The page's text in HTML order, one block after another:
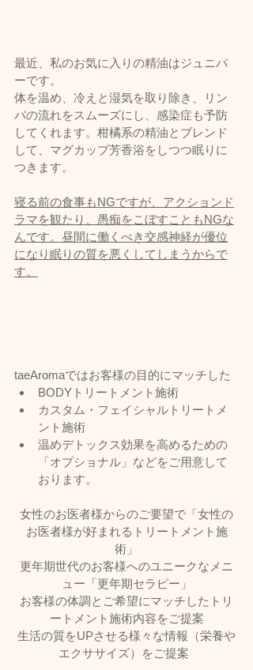
最近、私のお気に入りの精油はジュニパ
ーです。
体を温め、冷えと湿気を取り除き、リン
パの流れをスムーズにし、感染症も予防
してくれます。柑橘系の精油とブレンド
して、マグカップ芳香浴をしつつ眠りに
つきます。
寝る前の食事もNGですが、アクションド
ラマを観たり、愚痴をこぼすこともNGな
んです。昼間に働くべき交感神経が優位
になり眠りの質を悪くしてしまうからで
す。
taeAromaではお客様の目的にマッチした
BODYトリートメント施術
カスタム・フェイシャルトリートメ
ント施術
温めデトックス効果を高めるための
「オプショナル」などをご用意して
おります。
女性のお医者様からのご要望で「女性の
お医者様が好まれるトリートメント施
術」
更年期世代のお客様へのユニークなメニ
ュー「更年期セラピー」
お客様の体調とご希望にマッチしたトリ
ートメント施術内容をご提案
生活の質をUPさせる様々な情報（栄養や
エクササイズ）をご提案